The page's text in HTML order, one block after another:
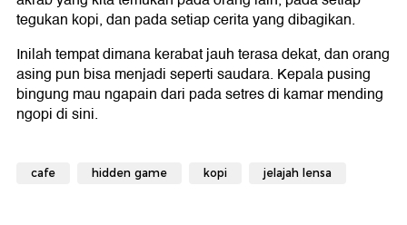
tegukan kopi, dan pada setiap cerita yang dibagikan.
Inilah tempat dimana kerabat jauh terasa dekat, dan orang
asing pun bisa menjadi seperti saudara. Kepala pusing
bingung mau ngapain dari pada setres di kamar mending
ngopi di sini.
cafe hidden game kopi jelajah lensa